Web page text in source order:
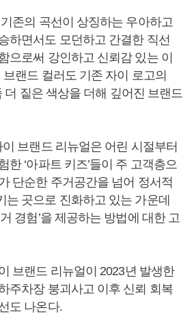
존의 곡선이 상징하는 우아하고
하면서도 모던하고 간결한 직선
으로써 강인하고 신뢰감 있는 이
랜드 컬러도 기존 자이 로고의
더 짙은 색상을 더해 깊어진 브랜드
브랜드 리뉴얼은 어린 시절부터
한 ‘아파트 키즈’들이 주 고객층으
단순한 주거공간을 넘어 정서적
는 곳으로 진화하고 있는 가운데
경험’을 제공하는 방법에 대한 고
브랜드 리뉴얼이 2023년 발생한
주차장 붕괴사고 이후 신뢰 회복
도 나온다.